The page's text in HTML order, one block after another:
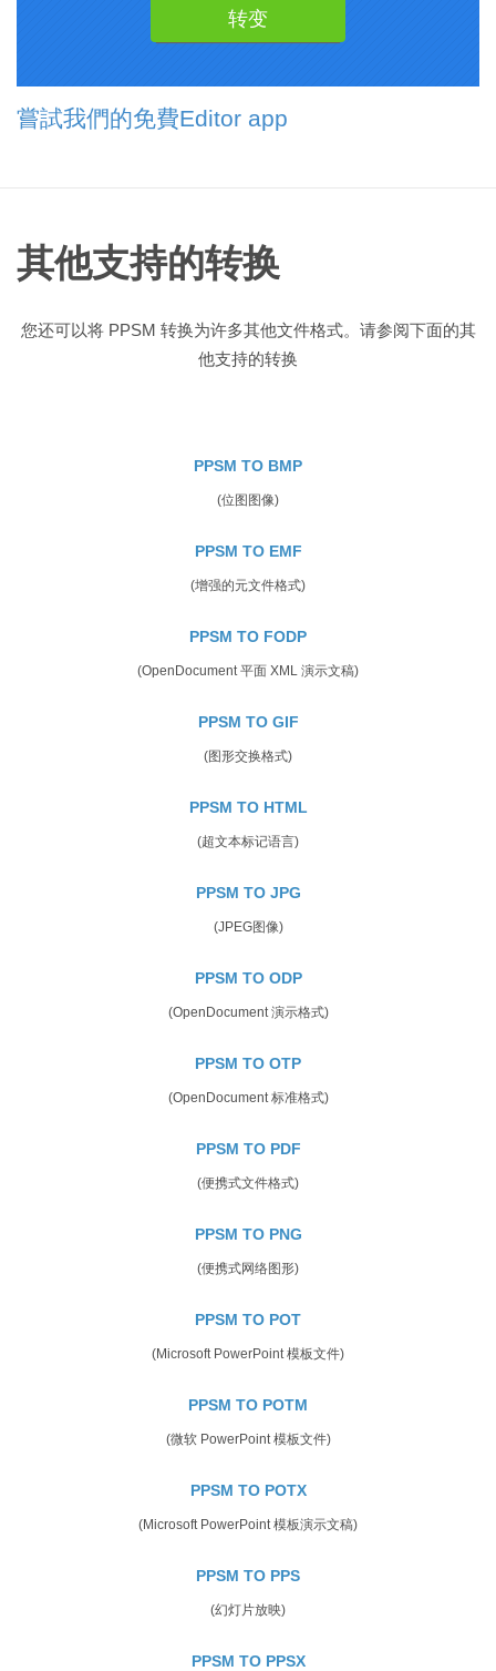
嘗試我們的免費Editor app
其他支持的转换
您还可以将 PPSM 转换为许多其他文件格式。请参阅下面的其
他支持的转换
PPSM TO BMP
(位图图像)
PPSM TO EMF
(增强的元文件格式)
PPSM TO FODP
(OpenDocument 平面 XML 演示文稿)
PPSM TO GIF
(图形交换格式)
PPSM TO HTML
(超文本标记语言)
PPSM TO JPG
(JPEG图像)
PPSM TO ODP
(OpenDocument 演示格式)
PPSM TO OTP
(OpenDocument 标准格式)
PPSM TO PDF
(便携式文件格式)
PPSM TO PNG
(便携式网络图形)
PPSM TO POT
(Microsoft PowerPoint 模板文件)
PPSM TO POTM
(微软 PowerPoint 模板文件)
PPSM TO POTX
(Microsoft PowerPoint 模板演示文稿)
PPSM TO PPS
(幻灯片放映)
PPSM TO PPSX